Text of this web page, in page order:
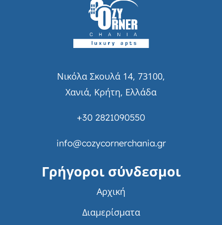
Νικόλα Σκουλά 14, 73100,
Χανιά, Κρήτη, Ελλάδα
+30 2821090550
info@cozycornerchania.gr
Γρήγοροι σύνδεσμοι
Αρχική
Διαμερίσματα